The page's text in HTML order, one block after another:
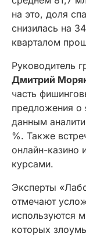
на это, доля
снизилась на
кварталом
Руководитель
Дмитрий
часть
предложения о
данным
%. Также
онлайн-казино
курсами.
Эксперты
отмечают
используются
которых